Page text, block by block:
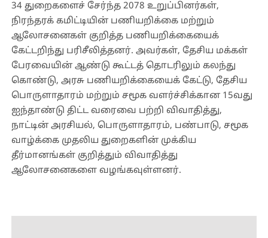
34 துறைகளைச் சேர்ந்த 2078 உறுப்பினர்கள்,
நிரந்தரக் கமிட்டியின் பணியறிக்கை மற்றும்
ஆலோசனைகள் குறித்த பணியறிக்கையைக்
கேட்டறிந்து பரிசீலித்தனர். அவர்கள், தேசிய மக்கள்
பேரவையின் ஆண்டு கூட்டத் தொடரிலும் கலந்து
கொண்டு, அரசு பணியறிக்கையைக் கேட்டு, தேசிய
பொருளாதாரம் மற்றும் சமூக வளர்ச்சிக்கான 15வது
ஐந்தாண்டு திட்ட வரைவை பற்றி விவாதித்து,
நாட்டின் அரசியல், பொருளாதாரம், பண்பாடு, சமூக
வாழ்க்கை முதலிய துறைகளின் முக்கிய
தீர்மானங்கள் குறித்தும் விவாதித்து
ஆலோசனைகளை வழங்கவுள்ளனர்.